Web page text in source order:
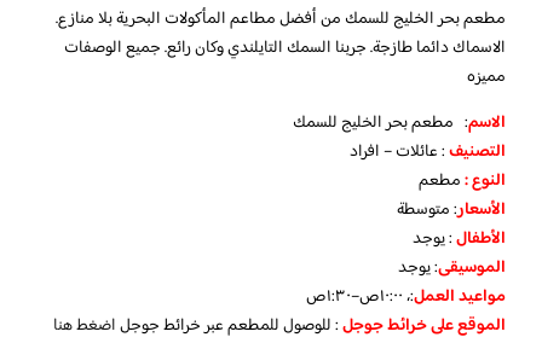
مطعم بحر الخليج للسمك من أفضل مطاعم المأكولات البحرية بلا منازع.
الاسماك دائما طازجة. جربنا السمك التايلندي وكان رائع. جميع الوصفات
مميزه
الاسم: مطعم بحر الخليج للسمك
التصنيف: عائلات – افراد
النوع :مطعم
الأسعار:متوسطة
الأطفال:يوجد
الموسيقى:يوجد
مواعيد العمل:، ١٠:٠٠ص–١:٣٠ص
الموقع على خرائط جوجل: للوصول للمطعم عبر خرائط جوجلاضغط هنا